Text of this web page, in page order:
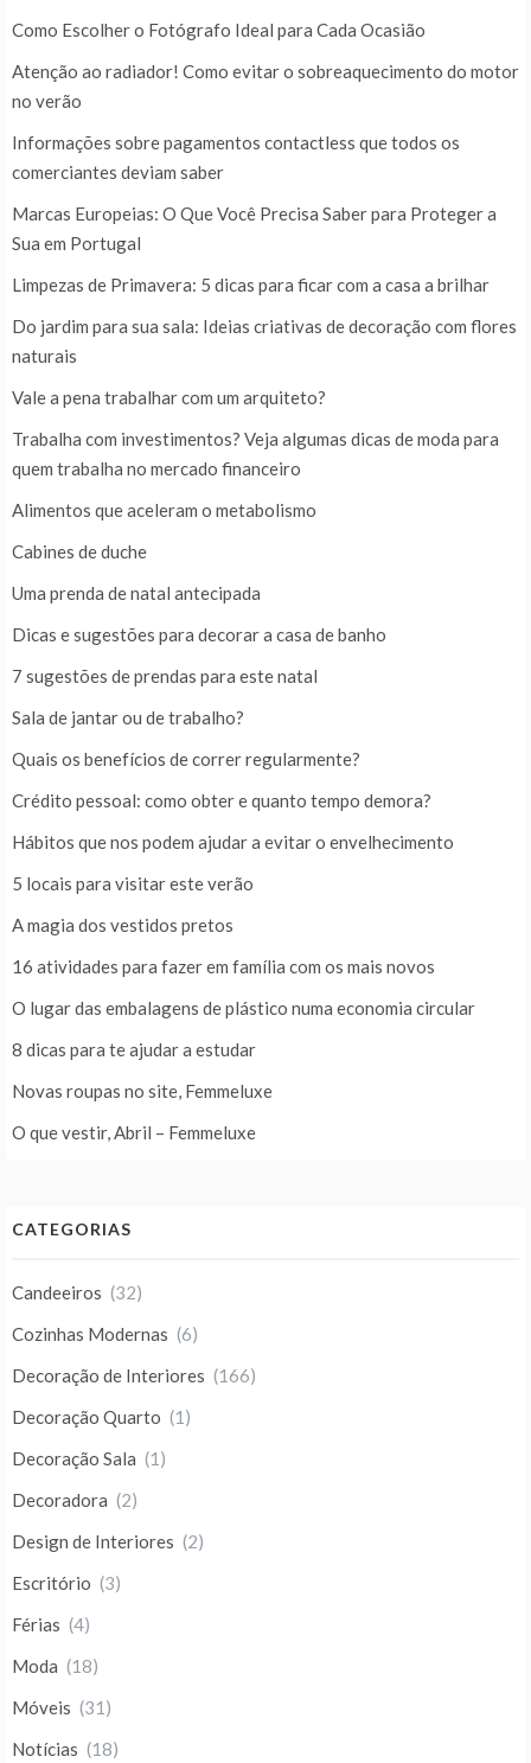
Como Escolher o Fotógrafo Ideal para Cada Ocasião
Atenção ao radiador! Como evitar o sobreaquecimento do motor
no verão
Informações sobre pagamentos contactless que todos os
comerciantes deviam saber
Marcas Europeias: O Que Você Precisa Saber para Proteger a
Sua em Portugal
Limpezas de Primavera: 5 dicas para ficar com a casa a brilhar
Do jardim para sua sala: Ideias criativas de decoração com flores
naturais
Vale a pena trabalhar com um arquiteto?
Trabalha com investimentos? Veja algumas dicas de moda para
quem trabalha no mercado financeiro
Alimentos que aceleram o metabolismo
Cabines de duche
Uma prenda de natal antecipada
Dicas e sugestões para decorar a casa de banho
7 sugestões de prendas para este natal
Sala de jantar ou de trabalho?
Quais os benefícios de correr regularmente?
Crédito pessoal: como obter e quanto tempo demora?
Hábitos que nos podem ajudar a evitar o envelhecimento
5 locais para visitar este verão
A magia dos vestidos pretos
16 atividades para fazer em família com os mais novos
O lugar das embalagens de plástico numa economia circular
8 dicas para te ajudar a estudar
Novas roupas no site, Femmeluxe
O que vestir, Abril – Femmeluxe
CATEGORIAS
Candeeiros (32)
Cozinhas Modernas (6)
Decoração de Interiores (166)
Decoração Quarto (1)
Decoração Sala (1)
Decoradora (2)
Design de Interiores (2)
Escritório (3)
Férias (4)
Moda (18)
Móveis (31)
Notícias (18)